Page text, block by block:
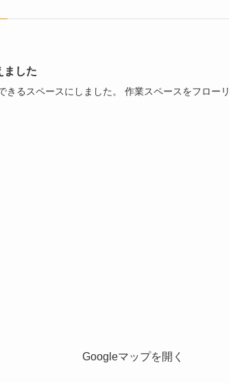
ました
きるスペースにしました。 作業スペースをフローリ
Googleマップを開く